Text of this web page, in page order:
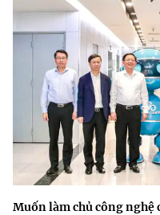
Muốn làm chủ công nghệ